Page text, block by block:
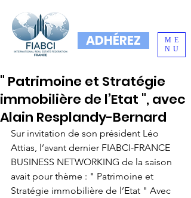
ADHÉREZ
ME
NU
" Patrimoine et Stratégie
immobilière de l’Etat ", avec
Alain Resplandy-Bernard
Sur invitation de son président Léo
Attias, l’avant dernier FIABCI-FRANCE
BUSINESS NETWORKING de la saison
avait pour thème : " Patrimoine et
Stratégie immobilière de l’Etat " Avec